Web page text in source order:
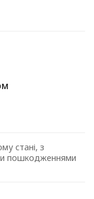
стані, з
пошкодженнями